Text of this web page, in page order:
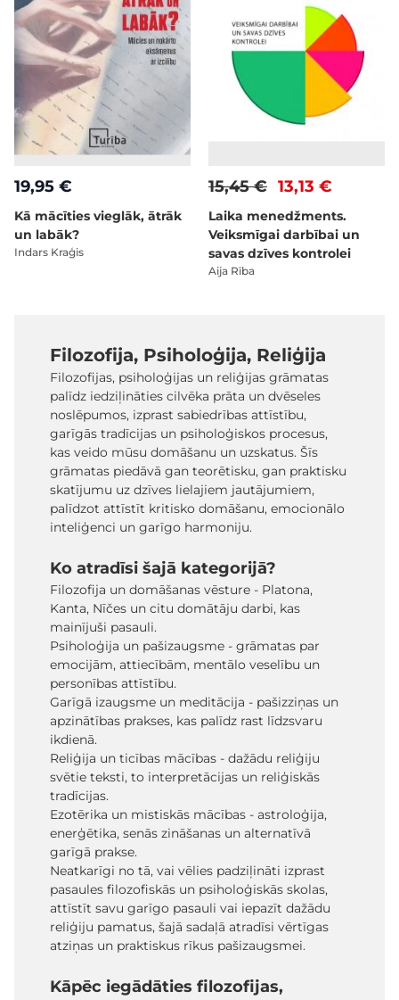
19,95 €
Kā mācīties vieglāk, ātrāk
un labāk?
Indars Kraģis
13,13 €
15,45 €
Laika menedžments.
Veiksmīgai darbībai un
savas dzīves kontrolei
Aija Rība
Filozofija, Psiholoģija, Reliģija
Filozofijas, psiholoģijas un reliģijas grāmatas
palīdz iedziļināties cilvēka prāta un dvēseles
noslēpumos, izprast sabiedrības attīstību,
garīgās tradīcijas un psiholoģiskos procesus,
kas veido mūsu domāšanu un uzskatus. Šīs
grāmatas piedāvā gan teorētisku, gan praktisku
skatījumu uz dzīves lielajiem jautājumiem,
palīdzot attīstīt kritisko domāšanu, emocionālo
inteliģenci un garīgo harmoniju.
Ko atradīsi šajā kategorijā?
Filozofija un domāšanas vēsture - Platona,
Kanta, Nīčes un citu domātāju darbi, kas
mainījuši pasauli.
Psiholoģija un pašizaugsme - grāmatas par
emocijām, attiecībām, mentālo veselību un
personības attīstību.
Garīgā izaugsme un meditācija - pašizziņas un
apzinātības prakses, kas palīdz rast līdzsvaru
ikdienā.
Reliģija un ticības mācības - dažādu reliģiju
svētie teksti, to interpretācijas un reliģiskās
tradīcijas.
Ezotērika un mistiskās mācības - astroloģija,
enerģētika, senās zināšanas un alternatīvā
garīgā prakse.
Neatkarīgi no tā, vai vēlies padziļināti izprast
pasaules filozofiskās un psiholoģiskās skolas,
attīstīt savu garīgo pasauli vai iepazīt dažādu
reliģiju pamatus, šajā sadaļā atradīsi vērtīgas
atziņas un praktiskus rīkus pašizaugsmei.
Kāpēc iegādāties filozofijas,